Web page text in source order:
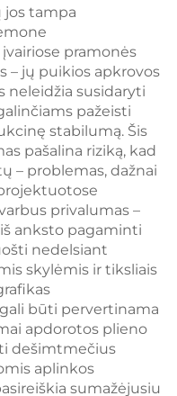
jos tampa
pramonės
– jų puikios apkrovos
neleidžia susidaryti
pažeisti
stabilumą. Šis
pašalina riziką, kad
– problemas, dažnai
privalumas –
anksto pagaminti
nedelsiant
skylėmis ir tiksliais
būti pervertinama
apdorotos plieno
dešimtmečius
aplinkos
sumažėjusiu